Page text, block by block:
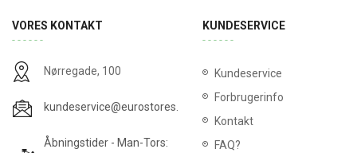
VORES KONTAKT
Nørregade, 100
kundeservice@eurostores.dk
Åbningstider - Man-Tors:
KUNDESERVICE
Kundeservice
Forbrugerinfo
Kontakt
FAQ?